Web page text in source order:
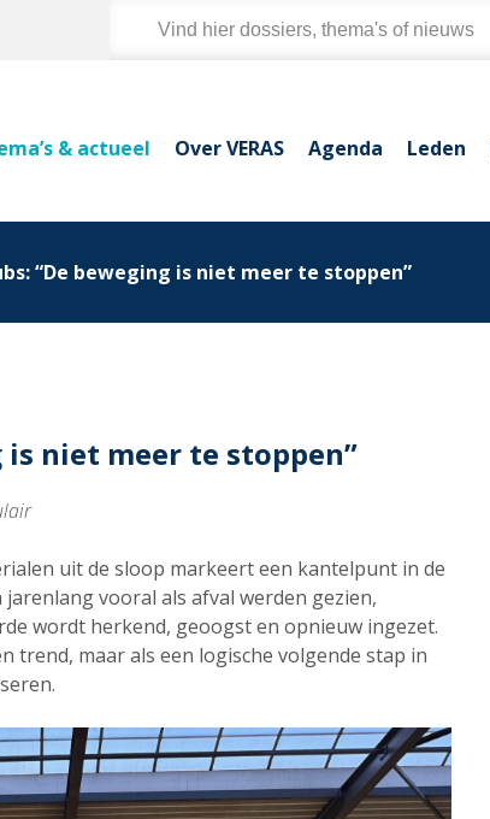
& actueel Over VERAS Agenda Leden
“De beweging is niet meer te stoppen”
is niet meer te stoppen”
uit de sloop markeert een kantelpunt in de
vooral als afval werden gezien,
wordt herkend, geoogst en opnieuw ingezet.
trend, maar als een logische volgende stap in